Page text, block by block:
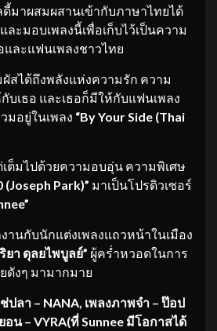
ดี้มาผสมผสานเข้ากับภาษาไทยได้
ละมอบเพลงนี้เพื่อเก็บไว้เป็นความ
และแฟนเพลงชาวไทย
สได้ถึงพลังแห่งความรัก ความ
บเธอ และเธอก็มีให้กับแฟนเพลง
มอยู่ในเพลง “By Your Side (Thai
ต็มไปด้วยความอบอุ่น ความพิเศษ
(Joseph Park)” มาเป็นโปรดิวเซอร์
านกับนักแต่งเพลงแถวหน้าในเมือง
ยา ดุลยไพบูลย์” ผู้คร่ำหวอดในการ
ดังๆ มามากมาย
ปลา – NANA, เพลงภาพจำ – ป๊อป
น – VYRA(ที่ Sunnee มีโอกาสได้